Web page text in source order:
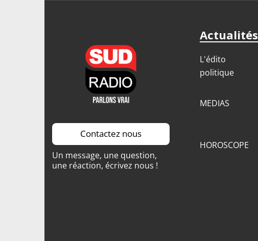
Contactez nous
Un message, une question,
une réaction, écrivez nous !
Actualités
L'édito
politique
MEDIAS
HOROSCOPE